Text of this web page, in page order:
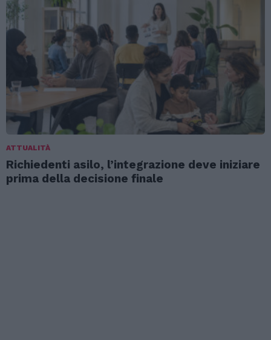
ATTUALITÀ
Richiedenti asilo, l’integrazione deve iniziare
prima della decisione finale